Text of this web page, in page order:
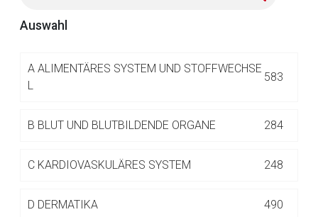
Auswahl
A ALIMENTÄRES SYSTEM UND STOFFWECHSE
L
583
B BLUT UND BLUTBILDENDE ORGANE 284
C KARDIOVASKULÄRES SYSTEM 248
D DERMATIKA 490
Aufruf einer externen Seite
Seite. Für die Inhalte der externen Web-Seite ist deren
Datenschutzbestimmungen.
Zur Seite